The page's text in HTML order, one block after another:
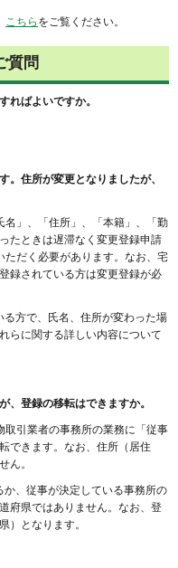
こちら をご覧ください。
質問
ばよいですか。
住所が変更となりましたが、
」、「住所」、「本籍」、「勤
たときは遅滞なく変更登録申請
だく必要があります。なお、宅
録されている方は変更登録が必
方で、氏名、住所が変わった場
らに関する詳しい内容について
登録の移転はできますか。
引業者の事務所の業務に「従事
できます。なお、住所（居住
ん。
、従事が決定している事務所の
府県ではありません。なお、登
）となります。